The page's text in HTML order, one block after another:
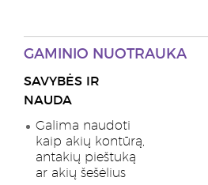
GAMINIO NUOTRAUKA
SAVYBĖS IR
NAUDA
Galima naudoti
kaip akių kontūrą,
antakių pieštuką
ar akių šešėlius